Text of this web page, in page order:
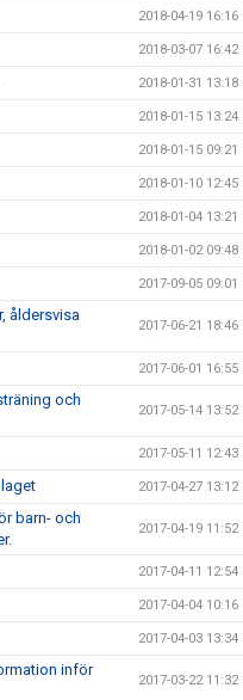
2018-04-19 16:16
2018-03-07 16:42
2018-01-31 13:18
2018-01-15 13:24
2018-01-15 09:21
2018-01-10 12:45
2018-01-04 13:21
2018-01-02 09:48
2017-09-05 09:01
åldersvisa
2017-06-21 18:46
2017-06-01 16:55
och
2017-05-14 13:52
2017-05-11 12:43
2017-04-27 13:12
barn- och
2017-04-19 11:52
2017-04-11 12:54
2017-04-04 10:16
2017-04-03 13:34
inför
2017-03-22 11:32